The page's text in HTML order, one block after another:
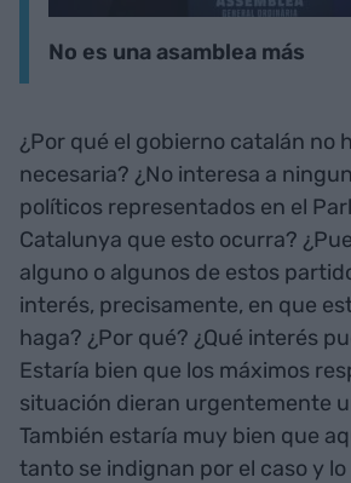
No es una asamblea más
¿Por qué el gobierno catalán no
necesaria? ¿No interesa a
políticos representados en el
Catalunya que esto ocurra?
alguno o algunos de estos
interés, precisamente, en que
haga? ¿Por qué? ¿Qué interés
Estaría bien que los máximos
situación dieran urgentemente
También estaría muy bien que
tanto se indignan por el caso y